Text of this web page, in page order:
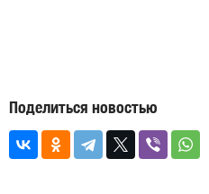
Поделиться новостью